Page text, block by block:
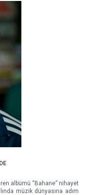
albümü “Bahane” nihayet
müzik dünyasına adım